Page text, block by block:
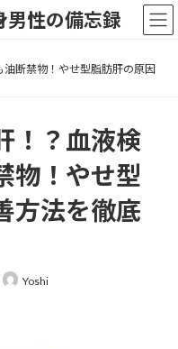
男性の備忘録
断禁物！やせ型脂肪肝の原因
！？血液検
物！やせ型
方法を徹底
Yoshi